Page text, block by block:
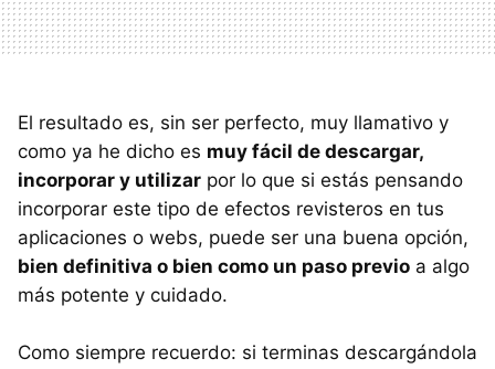
El resultado es, sin ser perfecto, muy llamativo y
como ya he dicho es muy fácil de descargar,
incorporar y utilizar por lo que si estás pensando
incorporar este tipo de efectos revisteros en tus
aplicaciones o webs, puede ser una buena opción,
bien definitiva o bien como un paso previo a algo
más potente y cuidado.
Como siempre recuerdo: si terminas descargándola